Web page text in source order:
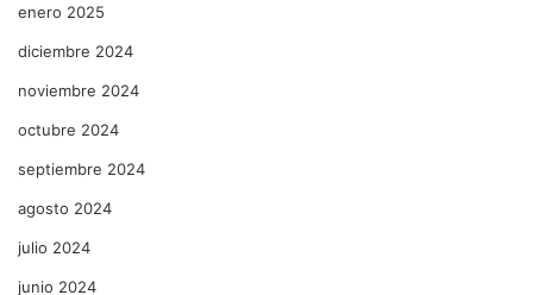
enero 2025
diciembre 2024
noviembre 2024
octubre 2024
septiembre 2024
agosto 2024
julio 2024
junio 2024